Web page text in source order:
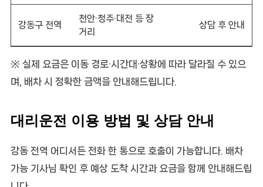
강동구 전역
천안·청주·대전 등 장
거리
상담 후 안내
※ 실제 요금은 이동 경로·시간대·상황에 따라 달라질 수 있으
며, 배차 시 정확한 금액을 안내해드립니다.
대리운전 이용 방법 및 상담 안내
강동 전역 어디서든 전화 한 통으로 호출이 가능합니다. 배차
가능 기사님 확인 후 예상 도착 시간과 요금을 함께 안내해드립